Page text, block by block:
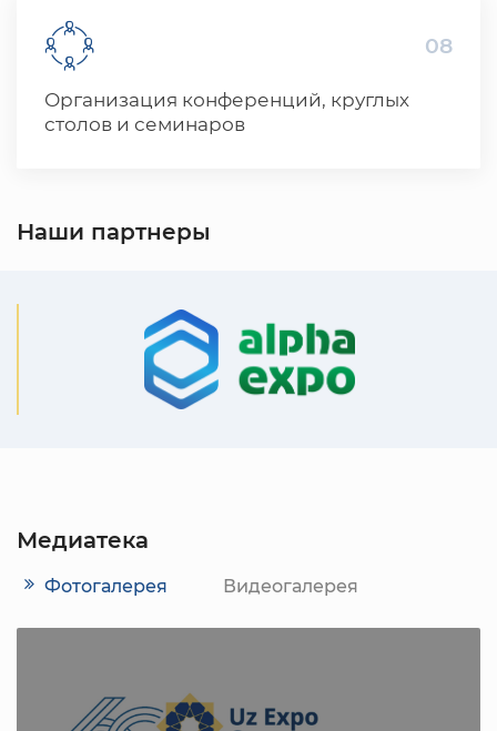
08
Организация конференций, круглых
столов и семинаров
Наши партнеры
Медиатека
Фотогалерея Видеогалерея